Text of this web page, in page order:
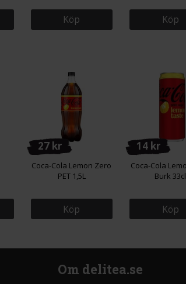
Köp Köp
27 kr
Coca-Cola Lemon Zero
PET 1,5L
Köp
14 kr
Coca-Cola
Burk 33cl
Köp
Om delitea.se